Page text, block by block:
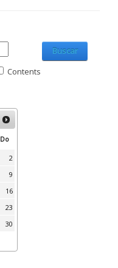
Buscar
Contents
Do
2
9
16
23
30